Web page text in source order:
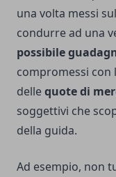
una volta messi
condurre ad una
possibile
compromessi
dellequote di
soggettivi che
della guida.
Ad esempio, non